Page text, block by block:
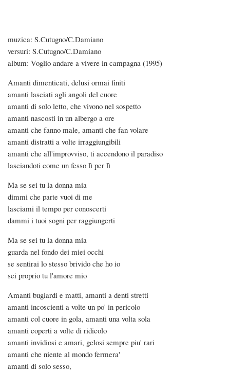
content
Amanti
muzica: S.Cutugno/C.Damiano
versuri: S.Cutugno/C.Damiano
album: Voglio andare a vivere in campagna (1995)
Amanti dimenticati, delusi ormai finiti
amanti lasciati agli angoli del cuore
amanti di solo letto, che vivono nel sospetto
amanti nascosti in un albergo a ore
amanti che fanno male, amanti che fan volare
amanti distratti a volte irraggiungibili
amanti che all'improvviso, ti accendono il paradiso
lasciandoti come un fesso lì per lì
Ma se sei tu la donna mia
dimmi che parte vuoi di me
lasciami il tempo per conoscerti
dammi i tuoi sogni per raggiungerti
Ma se sei tu la donna mia
guarda nel fondo dei miei occhi
se sentirai lo stesso brivido che ho io
sei proprio tu l'amore mio
Amanti bugiardi e matti, amanti a denti stretti
amanti incoscienti a volte un po' in pericolo
amanti col cuore in gola, amanti una volta sola
amanti coperti a volte di ridicolo
amanti invidiosi e amari, gelosi sempre piu' rari
amanti che niente al mondo fermera'
amanti di solo sesso,